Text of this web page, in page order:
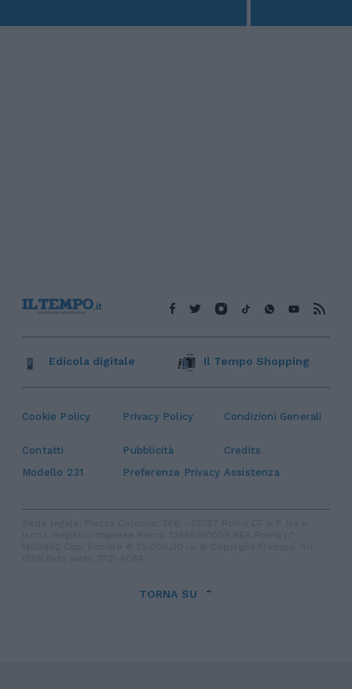
Cookie Policy Privacy Policy Condizioni Generali
Contatti Pubblicità
Credits
Modello 231
Preferenze Privacy Assistenza
Edicola digitale Il Tempo Shopping
TORNA SU